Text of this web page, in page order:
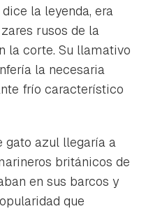
la leyenda, era
rusos de la
la corte. Su llamativo
la necesaria
frío característico
gato azul llegaría a
británicos de
en sus barcos y
que